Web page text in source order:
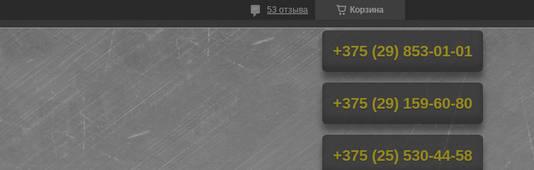
Корзина
53 отзыва
+375 (29) 853-01-01
+375 (29) 159-60-80
+375 (25) 530-44-58